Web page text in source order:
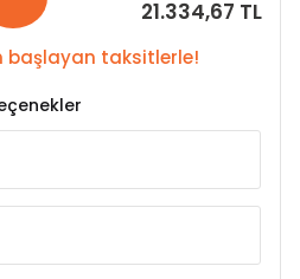
21.334,67 TL
başlayan taksitlerle!